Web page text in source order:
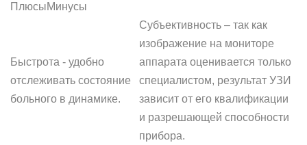
ПлюсыМинусы
Быстрота - удобно
отслеживать состояние
больного в динамике.
Субъективность – так как
изображение на мониторе
аппарата оценивается только
специалистом, результат УЗИ
зависит от его квалификации
и разрешающей способности
прибора.